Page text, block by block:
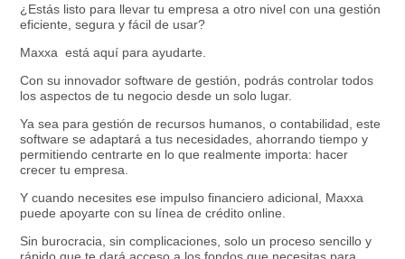
¿Estás listo para llevar tu empresa a otro nivel con una gestión
eficiente, segura y fácil de usar?
Maxxa está aquí para ayudarte.
Con su innovador software de gestión, podrás controlar todos
los aspectos de tu negocio desde un solo lugar.
Ya sea para gestión de recursos humanos, o contabilidad, este
software se adaptará a tus necesidades, ahorrando tiempo y
permitiendo centrarte en lo que realmente importa: hacer
crecer tu empresa.
Y cuando necesites ese impulso financiero adicional, Maxxa
puede apoyarte con su línea de crédito online.
Sin burocracia, sin complicaciones, solo un proceso sencillo y
rápido que te dará acceso a los fondos que necesitas para